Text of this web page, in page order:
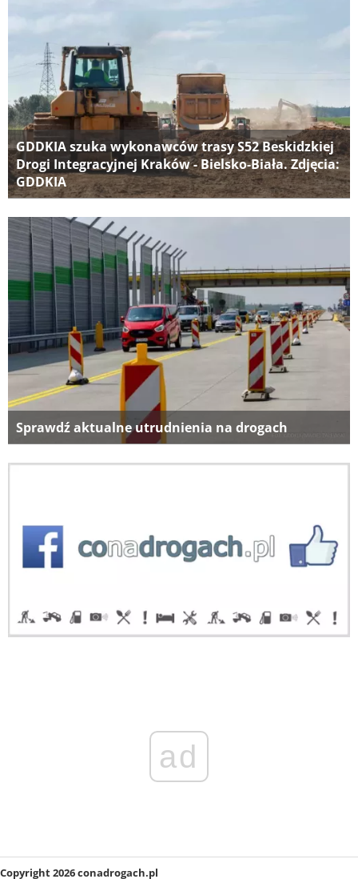
GDDKIA szuka wykonawców trasy S52 Beskidzkiej
Drogi Integracyjnej Kraków - Bielsko-Biała. Zdjęcia:
GDDKIA
Sprawdź aktualne utrudnienia na drogach
ad
Copyright 2026 conadrogach.pl